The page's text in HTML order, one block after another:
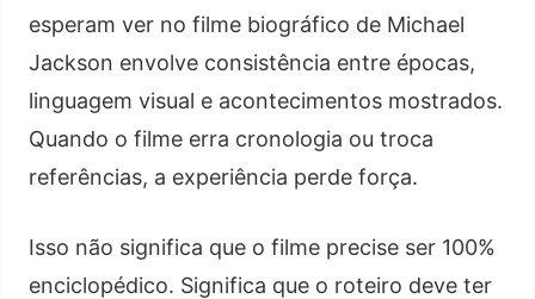
esperam ver no filme biográfico de Michael
Jackson envolve consistência entre épocas,
linguagem visual e acontecimentos mostrados.
Quando o filme erra cronologia ou troca
referências, a experiência perde força.
Isso não significa que o filme precise ser 100%
enciclopédico. Significa que o roteiro deve ter